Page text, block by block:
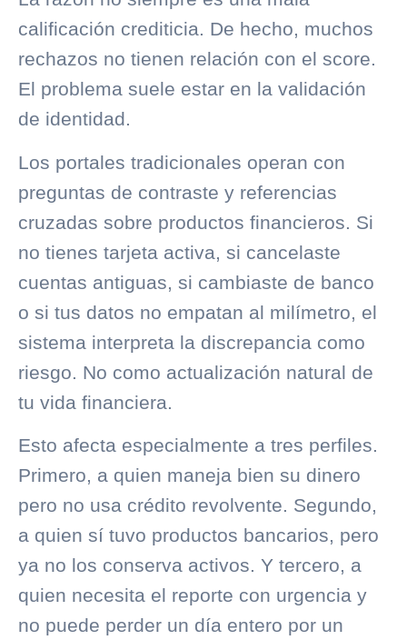
calificación crediticia. De hecho, muchos
rechazos no tienen relación con el score.
El problema suele estar en la validación
de identidad.
Los portales tradicionales operan con
preguntas de contraste y referencias
cruzadas sobre productos financieros. Si
no tienes tarjeta activa, si cancelaste
cuentas antiguas, si cambiaste de banco
o si tus datos no empatan al milímetro, el
sistema interpreta la discrepancia como
riesgo. No como actualización natural de
tu vida financiera.
Esto afecta especialmente a tres perfiles.
Primero, a quien maneja bien su dinero
pero no usa crédito revolvente. Segundo,
a quien sí tuvo productos bancarios, pero
ya no los conserva activos. Y tercero, a
quien necesita el reporte con urgencia y
no puede perder un día entero por un